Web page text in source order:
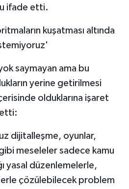
ifade etti.
kuşatması altında
saymayan ama bu
yerine getirilmesi
olduklarına işaret
dijitalleşme, oyunlar,
meseleler sadece kamu
yasal düzenlemelerle,
çözülebilecek problem